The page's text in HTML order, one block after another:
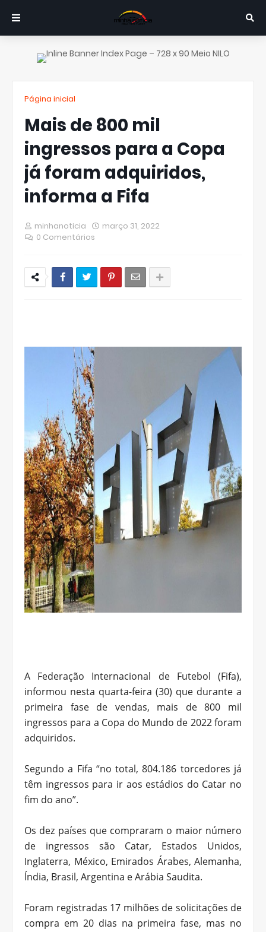
Página inicial
Mais de 800 mil
ingressos para a Copa
já foram adquiridos,
informa a Fifa
minhanoticia
março 31, 2022
0 Comentários
A Federação Internacional de Futebol (Fifa),
informou nesta quarta-feira (30) que durante a
primeira fase de vendas, mais de 800 mil
ingressos para a Copa do Mundo de 2022 foram
adquiridos.
Segundo a Fifa “no total, 804.186 torcedores já
têm ingressos para ir aos estádios do Catar no
fim do ano”.
Os dez países que compraram o maior número
de ingressos são Catar, Estados Unidos,
Inglaterra, México, Emirados Árabes, Alemanha,
Índia, Brasil, Argentina e Arábia Saudita.
Foram registradas 17 milhões de solicitações de
compra em 20 dias na primeira fase, mas no